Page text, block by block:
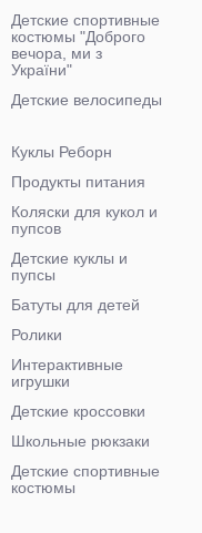
Детские спортивные
костюмы "Доброго
вечора, ми з
України"
Детские велосипеды
Куклы Реборн
Продукты питания
Коляски для кукол и
пупсов
Детские куклы и
пупсы
Батуты для детей
Ролики
Интерактивные
игрушки
Детские кроссовки
Школьные рюкзаки
Детские спортивные
костюмы